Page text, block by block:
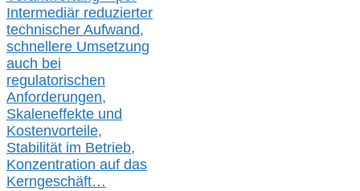
Intermediär reduzierter
technischer Aufwand,
schnellere Umsetzung
auch bei
regulatorischen
Anforderungen,
Skaleneffekte und
Kostenvorteile,
Stabilität im Betrieb,
Konzentration auf das
Kerngeschäft…